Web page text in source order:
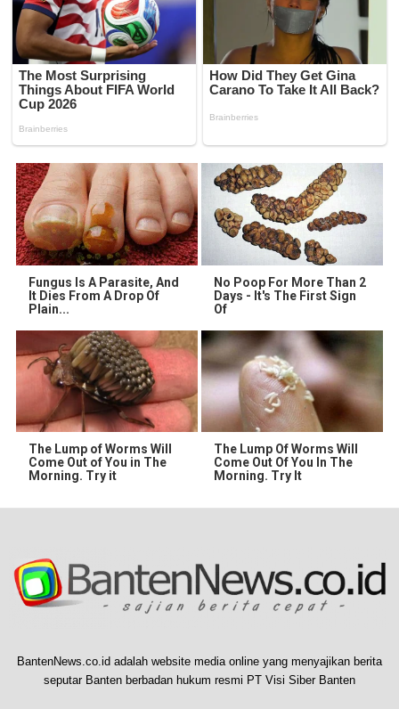
Fungus Is A Parasite, And
It Dies From A Drop Of
Plain...
No Poop For More Than 2
Days - It's The First Sign
Of
The Lump of Worms Will
Come Out of You in The
Morning. Try it
The Lump Of Worms Will
Come Out Of You In The
Morning. Try It
BantenNews.co.id adalah website media online yang menyajikan berita
seputar Banten berbadan hukum resmi PT Visi Siber Banten